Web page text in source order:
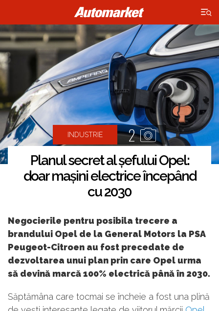
×
INDUSTRIE 2
Planul secret al șefului Opel:
doar mașini electrice începând
cu 2030
Negocierile pentru posibila trecere a
brandului Opel de la General Motors la PSA
Peugeot-Citroen au fost precedate de
dezvoltarea unui plan prin care Opel urma
să devină marcă 100% electrică până în 2030.
Săptămâna care tocmai se încheie a fost una plină